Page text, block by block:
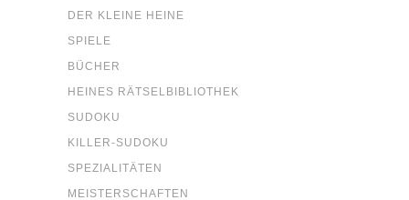
DER KLEI­NE HEINE
SPIE­LE
BÜCHER
HEI­NES RÄTSELBIBLIOTHEK
SUDO­KU
KIL­LER-SUDO­KU
SPE­ZIA­LI­TÄ­TEN
MEIS­TER­SCHAF­TEN